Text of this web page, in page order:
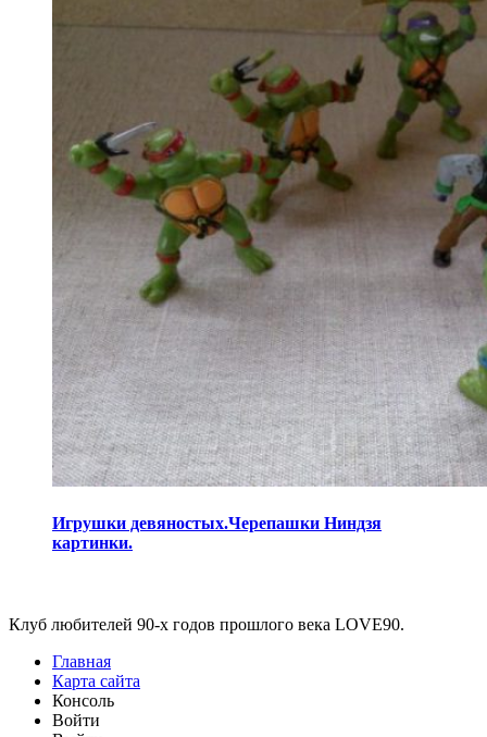
Игрушки девяностых.Черепашки Ниндзя
картинки.
Клуб любителей 90-х годов прошлого века LOVE90.
Главная
Карта сайта
Консоль
Войти